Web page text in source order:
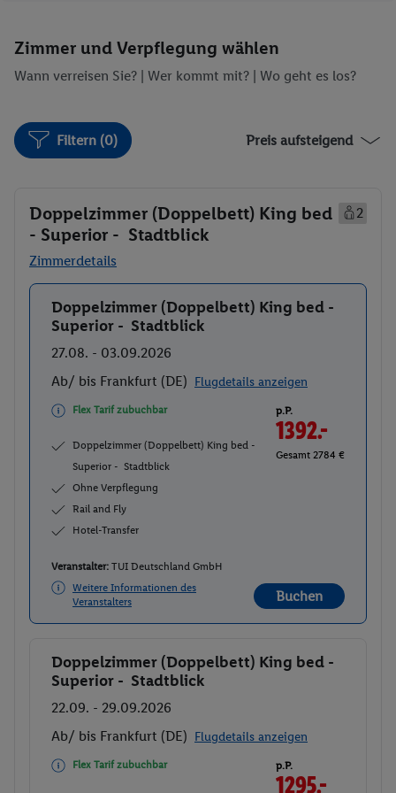
Zimmer und Verpflegung wählen
Wann verreisen Sie? | Wer kommt mit? | Wo geht es los?
Filtern (0) Preis aufsteigend
Doppelzimmer (Doppelbett) King bed
- Superior - Stadtblick
2
Zimmerdetails
Buchen
Doppelzimmer (Doppelbett) King bed -
Superior - Stadtblick
27.08. - 03.09.2026
Ab/ bis Frankfurt (DE) Flugdetails anzeigen
Flex Tarif zubuchbar
Doppelzimmer (Doppelbett) King bed -
Superior - Stadtblick
Ohne Verpflegung
Rail and Fly
Hotel-Transfer
p.P.
1392.-
Gesamt 2784 €
Veranstalter: TUI Deutschland GmbH
Weitere Informationen des
Veranstalters
Buchen
Buchen
Doppelzimmer (Doppelbett) King bed -
Superior - Stadtblick
22.09. - 29.09.2026
Ab/ bis Frankfurt (DE) Flugdetails anzeigen
Flex Tarif zubuchbar p.P.
1295.-